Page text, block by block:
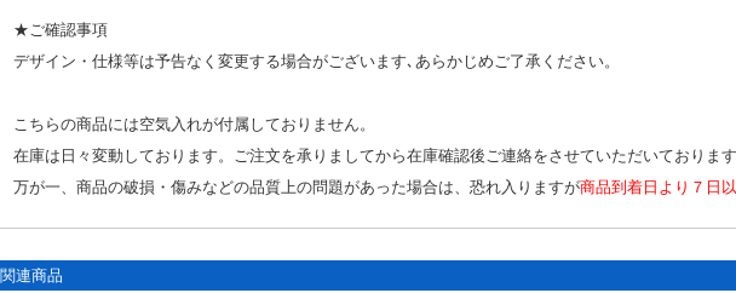
★ご確認事項
デザイン・仕様等は予告なく変更する場合がございます､あらかじめご了承ください。
こちらの商品には空気入れが付属しておりません。
在庫は日々変動しております。ご注文を承りましてから在庫確認後ご連絡をさせていただいておりま
万が一、商品の破損・傷みなどの品質上の問題があった場合は、恐れ入りますが商品到着日より７日
関連商品